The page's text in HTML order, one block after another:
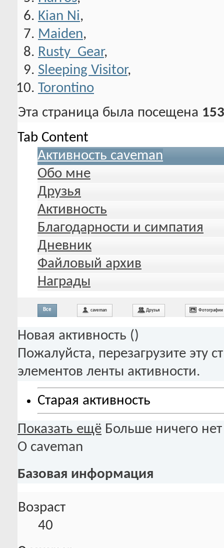
Kian Ni,
Maiden,
Rusty_Gear,
Sleeping Visitor,
Torontino
Эта страница была посещена
Tab Content
Активность caveman
Обо мне
Друзья
Активность
Благодарности и симпатия
Дневник
Файловый архив
Награды
Все caveman Друзья Фотографии
Новая активность ()
Пожалуйста, перезагрузите эту
элементов ленты активности.
Старая активность
Показать ещё Больше ничего нет
О caveman
Базовая информация
Возраст
40